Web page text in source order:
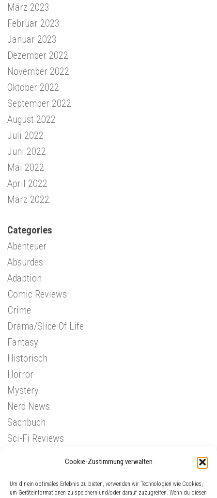
Cookie-Zustimmung verwalten
Um dir ein optimales Erlebnis zu bieten, verwenden wir Technologien wie Cookies,
um Geräteinformationen zu speichern und/oder darauf zuzugreifen. Wenn du diesen
März 2023
Februar 2023
Januar 2023
Dezember 2022
November 2022
Oktober 2022
September 2022
August 2022
Juli 2022
Juni 2022
Mai 2022
April 2022
März 2022
Categories
Abenteuer
Absurdes
Adaption
Comic Reviews
Crime
Drama/Slice Of Life
Fantasy
Historisch
Horror
Mystery
Nerd News
Sachbuch
Sci-Fi Reviews